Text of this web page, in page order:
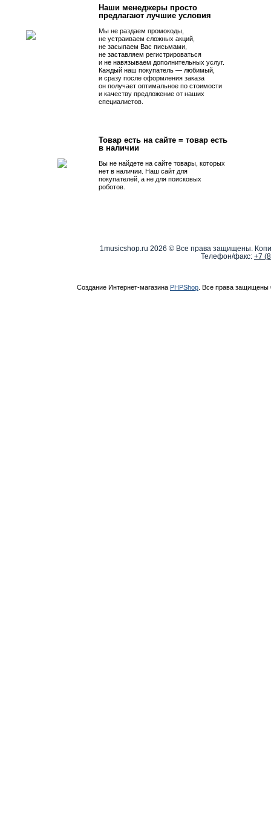
Наши менеджеры просто
предлагают лучшие условия
Мы не раздаем промокоды,
не устраиваем сложных акций,
не засыпаем Вас письмами,
не заставляем регистрироваться
и не навязываем дополнительных услуг.
Каждый наш покупатель — любимый,
и сразу после оформления заказа
он получает оптимальное по стоимости
и качеству предложение от наших
специалистов.
Товар есть на сайте = товар есть
в наличии
Вы не найдете на сайте товары, которых
нет в наличии. Наш сайт для
покупателей, а не для поисковых
роботов.
1musicshop.ru 2026 © Все права защищены.
Телефон/факс: +7
Создание Интернет-магазина PHPShop . Все права защищены